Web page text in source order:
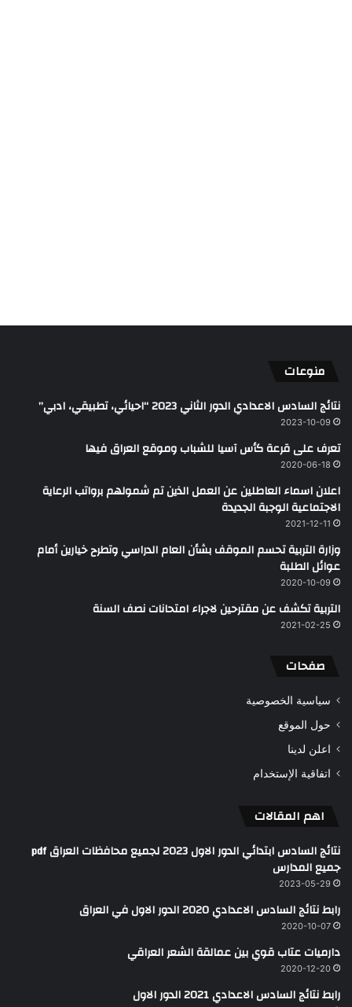
منوعات
نتائج السادس الاعدادي الدور الثاني 2023 “احيائي، تطبيقي، ادبي”
2023-10-09
تعرف على قرعة كأس آسيا للشباب وموقع العراق فيها
2020-06-18
اعلان اسماء العاطلين عن العمل الذين تم شمولهم برواتب الرعاية
الاجتماعية الوجبة الجديدة
2021-12-11
وزارة التربیة تحسم الموقف بشأن العام الدراسي وتطرح خیارين أمام
عوائل الطلبة
2020-10-09
التربية تكشف عن مقترحين لاجراء امتحانات نصف السنة
2021-02-25
صفحات
سياسية الخصوصية
حول الموقع
اعلن لدينا
اتفاقية الإستخدام
اهم المقالات
نتائج السادس ابتدائي الدور الاول 2023 لجميع محافظات العراق pdf
جميع المدارس
2023-05-29
رابط نتائج السادس الاعدادي 2020 الدور الاول في العراق
2020-10-07
دارميات عتاب قوي بين عمالقة الشعر العراقي
2020-12-20
رابط نتائج السادس الاعدادي 2021 الدور الاول